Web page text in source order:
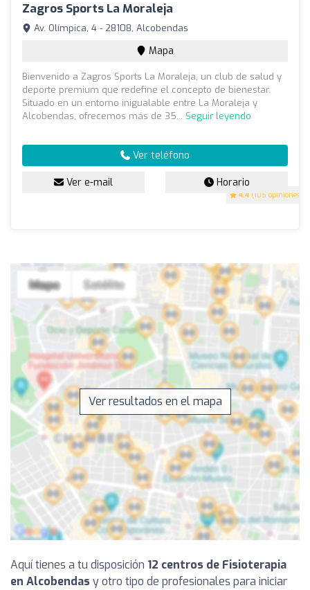
Zagros Sports La Moraleja
4.4 (105 opiniones)
Av. Olímpica, 4 - 28108, Alcobendas
Mapa
Bienvenido a Zagros Sports La Moraleja, un club de salud y
deporte premium que redefine el concepto de bienestar.
Situado en un entorno inigualable entre La Moraleja y
Alcobendas, ofrecemos más de 35... Seguir leyendo
Ver teléfono
Ver e-mail Horario
Ver resultados en el mapa
Aquí tienes a tu disposición 12 centros de Fisioterapia
en Alcobendas y otro tipo de profesionales para iniciar